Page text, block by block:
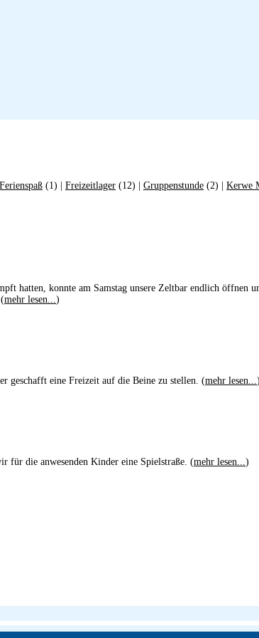
Ferienspaß (1) | Freizeitlager (12) | Gruppenstunde (2) | Kerwe
hatten, konnte am Samstag unsere Zeltbar endlich öffnen
mehr lesen...)
geschafft eine Freizeit auf die Beine zu stellen. (mehr lesen...)
für die anwesenden Kinder eine Spielstraße. (mehr lesen...)